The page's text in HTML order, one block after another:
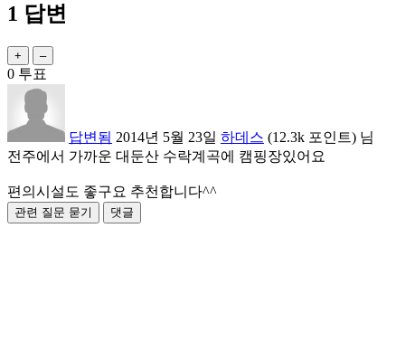
1 답변
0 투표
답변됨 2014년 5월 23일 하데스 (12.3k 포인트) 님
전주에서 가까운 대둔산 수락계곡에 캠핑장있어요
편의시설도 좋구요 추천합니다^^